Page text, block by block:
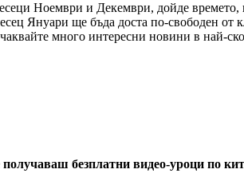
Ноември и Декември, дойде времето,
Януари ще бъда доста по-свободен от
много интересни новини в най-
безплатни видео-уроци по